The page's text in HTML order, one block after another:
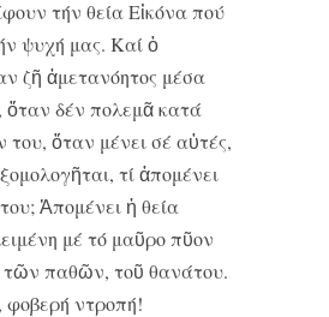
τήν θεία Εἰκόνα πού
ψυχή μας. Καί ὁ
ζῆ ἀμετανόητος μέσα
ὅταν δέν πολεμᾶ κατά
ὅταν μένει σέ αὐτές,
τί ἀπομένει
Ἀπομένει ἡ θεία
μέ τό μαῦρο πῦον
τῶν παθῶν, τοῦ θανάτου.
φοβερή ντροπή!